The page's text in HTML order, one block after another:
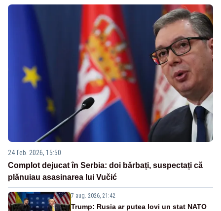
24 feb. 2026, 15:50
Complot dejucat în Serbia: doi bărbați, suspectați că
plănuiau asasinarea lui Vučić
7 aug. 2026, 21:42
Trump: Rusia ar putea lovi un stat NATO